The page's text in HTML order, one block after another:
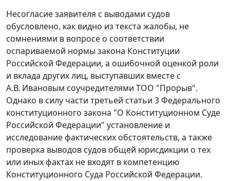
Несогласие заявителя с выводами судов
обусловлено, как видно из текста жалобы, не
сомнениями в вопросе о соответствии
оспариваемой нормы закона Конституции
Российской Федерации, а ошибочной оценкой роли
и вклада других лиц, выступавших вместе с
А.В. Ивановым соучредителями ТОО "Прорыв".
Однако в силу части третьей статьи 3Федерального
конституционного закона "О Конституционном Суде
Российской Федерации" установление и
исследование фактических обстоятельств, а также
проверка выводов судов общей юрисдикции о тех
или иных фактах не входят в компетенцию
Конституционного Суда Российской Федерации.